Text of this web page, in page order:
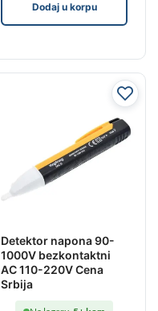
Dodaj u korpu
Detektor napona 90-
1000V bezkontaktni
AC 110-220V Cena
Srbija